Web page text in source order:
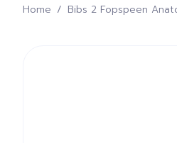
Home / Bibs 2 Fopspeen
Bibs 2